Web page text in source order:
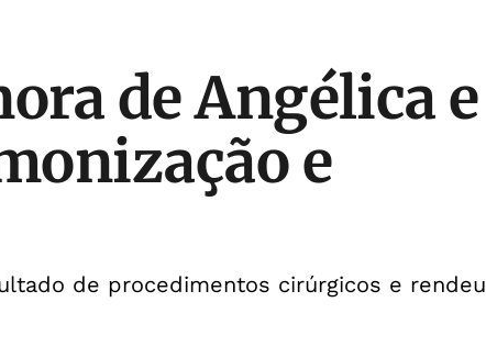
de Angélica e
e
de procedimentos cirúrgicos e rendeu